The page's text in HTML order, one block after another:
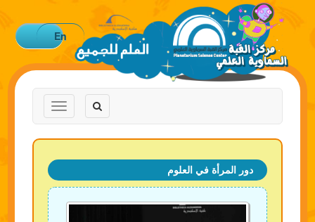
En
Toggle
navigation
Toggle
navigation
دور المرأة في العلوم